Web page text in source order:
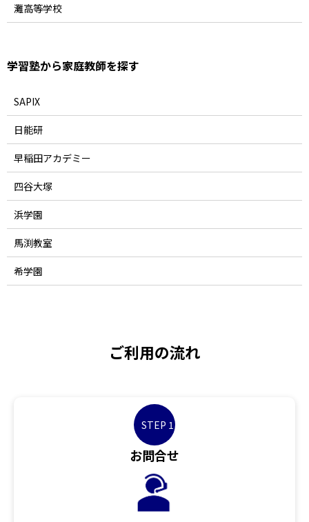
灘高等学校
学習塾から家庭教師を探す
SAPIX
日能研
早稲田アカデミー
四谷大塚
浜学園
馬渕教室
希学園
ご利用の流れ
STEP 1
お問合せ